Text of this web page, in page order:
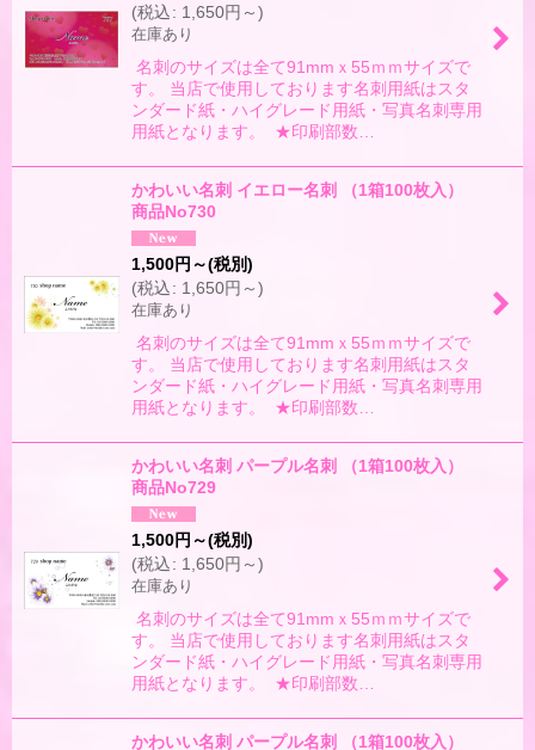
(税込: 1,650円 ～)
在庫あり
名刺のサイズは全て91mmｘ55ｍｍサイズで
す。 当店で使用しております名刺用紙はスタ
ンダード紙・ハイグレード用紙・写真名刺専用
用紙となります。 ★印刷部数…
かわいい名刺 イエロー名刺 （1箱100枚入）
商品No730
1,500円 ～(税別)
(税込: 1,650円 ～)
在庫あり
名刺のサイズは全て91mmｘ55ｍｍサイズで
す。 当店で使用しております名刺用紙はスタ
ンダード紙・ハイグレード用紙・写真名刺専用
用紙となります。 ★印刷部数…
かわいい名刺 パープル名刺 （1箱100枚入）
商品No729
1,500円 ～(税別)
(税込: 1,650円 ～)
在庫あり
名刺のサイズは全て91mmｘ55ｍｍサイズで
す。 当店で使用しております名刺用紙はスタ
ンダード紙・ハイグレード用紙・写真名刺専用
用紙となります。 ★印刷部数…
かわいい名刺 パープル名刺 （1箱100枚入）